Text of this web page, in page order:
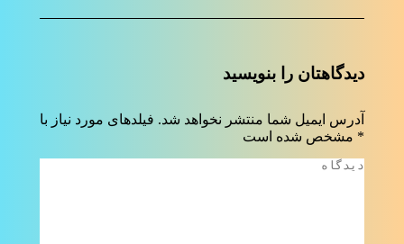
دیدگاهتان را بنویسید
آدرس ایمیل شما منتشر نخواهد شد. فیلدهای مورد نیاز با
* مشخص شده است
دیدگاه